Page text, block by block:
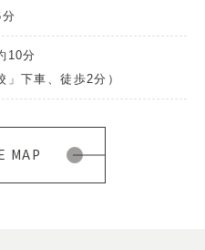
10分
」下車、徒歩2分）
MAP